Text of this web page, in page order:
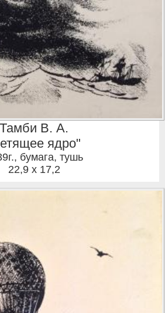
Тамби В. А.
ядро"
, бумага, тушь
22,9 x 17,2